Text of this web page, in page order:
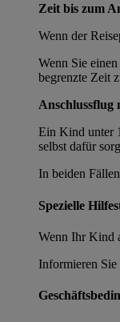
Zeit bis zum
Wenn der
Wenn Sie
begrenzte Zeit
Anschlussflug
Ein Kind unter
selbst dafür
In beiden
Spezielle
Wenn Ihr Kind
Informieren Sie